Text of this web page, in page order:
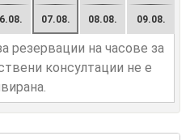
07.08. 08.08. 09.08.
резервации на часове за
консултации не е